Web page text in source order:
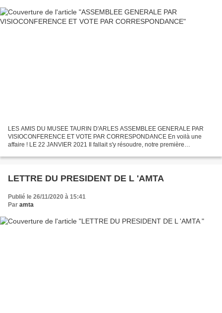
LES AMIS DU MUSEE TAURIN D'ARLES ASSEMBLEE GENERALE PAR
VISIOCONFERENCE ET VOTE PAR CORRESPONDANCE En voilà une
affaire ! LE 22 JANVIER 2021 Il fallait s'y résoudre, notre première
LETTRE DU PRESIDENT DE L 'AMTA
Publié le 26/11/2020 à 15:41
Par amta